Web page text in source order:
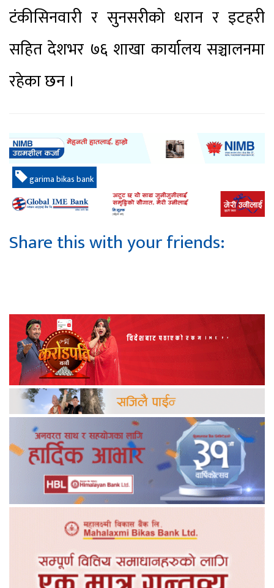
टंकीसिनवारी र सुनसरीको धरान र इटहरी
सहित देशभर ७६ शाखा कार्यालय सञ्चालनमा
रहेका छन ।
garima bikas bank
Share this with your friends: